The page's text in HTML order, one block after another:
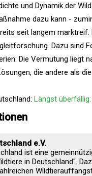
und Dynamik der
dazu kann -
seit langem
Dazu sind
Die Vermutung liegt
die andere als
Längst
e.V.
ist eine
in Deutschland".